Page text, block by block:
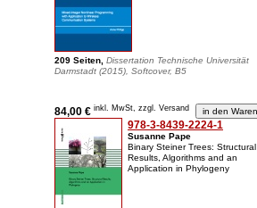
209 Seiten, Dissertation Technische Universität
Darmstadt (2015), Softcover, B5
84,00 € inkl. MwSt, zzgl. Versand
978-3-8439-2224-1
Susanne Pape
Binary Steiner Trees: Structural
Results, Algorithms and an
Application in Phylogeny